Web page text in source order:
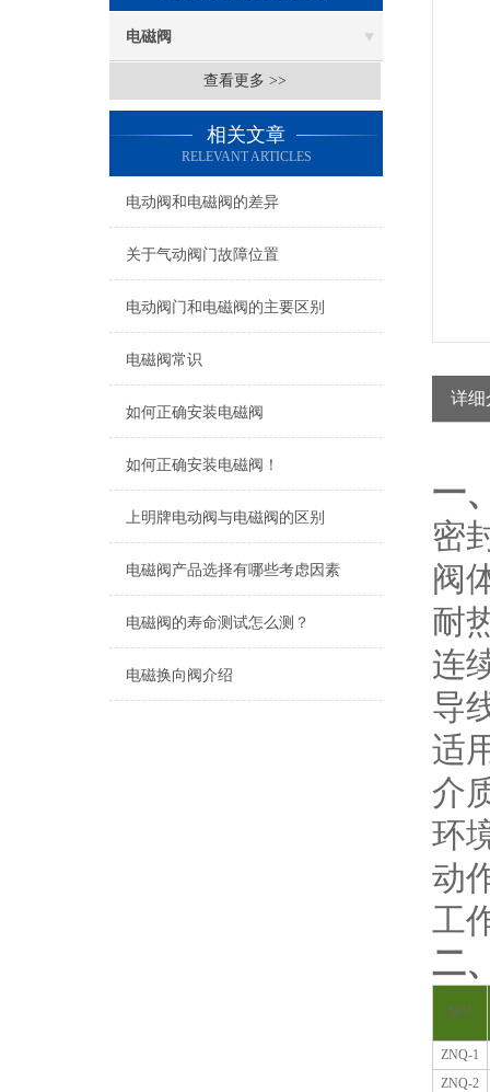
电磁阀
查看更多 >>
相关文章
RELEVANT ARTICLES
电动阀和电磁阀的差异
关于气动阀门故障位置
电动阀门和电磁阀的主要区别
电磁阀常识
如何正确安装电磁阀
如何正确安装电磁阀！
上明牌电动阀与电磁阀的区别
电磁阀产品选择有哪些考虑因素
电磁阀的寿命测试怎么测？
电磁换向阀介绍
详细
一
密
阀
耐
连
导
适
介
环
动
工
二
型号
ZNQ-1
ZNQ-2